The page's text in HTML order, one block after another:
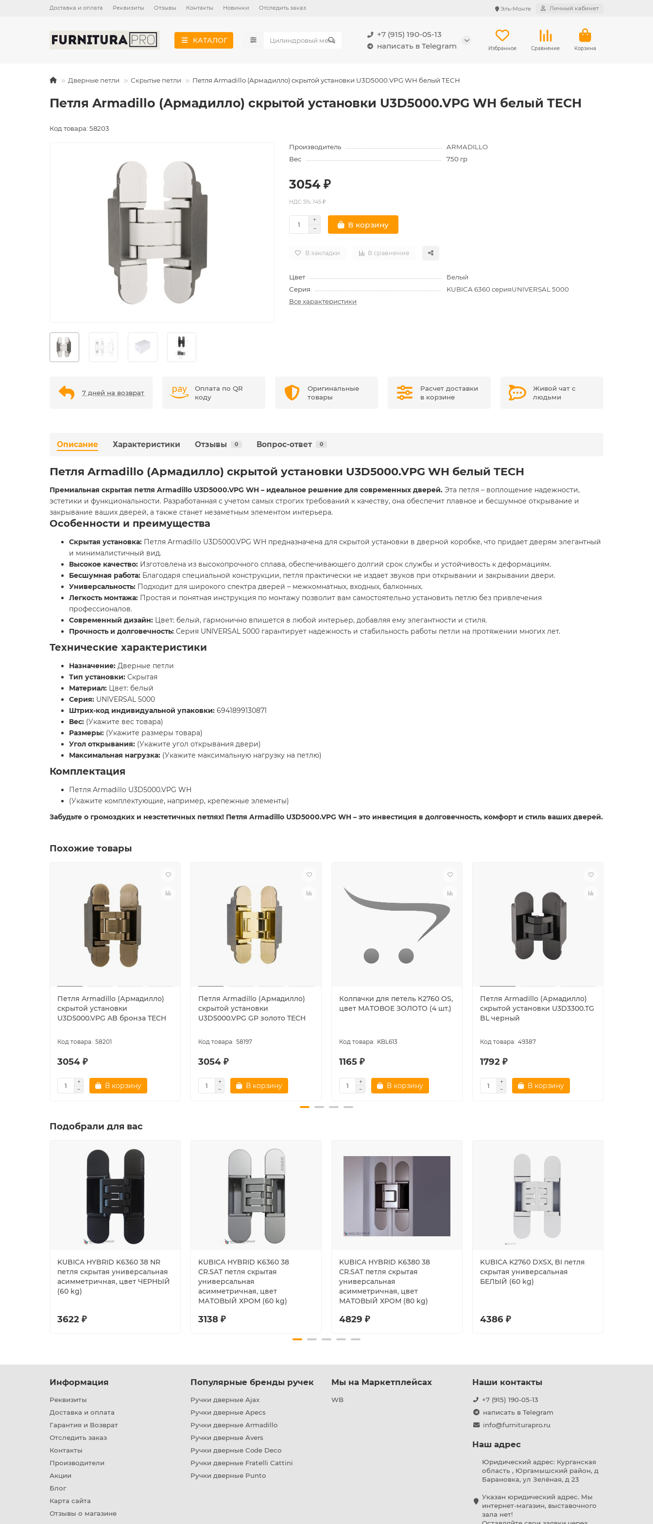
Доставка и оплата Реквизиты Отзывы Контакты Новинки Отследить заказ Эль-Монте Личный кабинет
КАТАЛОГ
+7 (915) 190-05-13
написать в Telegram
Избранное Сравнение Корзина
Дверные петли Скрытые петли Петля Armadillo (Армадилло) скрытой установки U3D5000.VPG WH белый TECH
Петля Armadillo (Армадилло) скрытой установки U3D5000.VPG WH белый TECH
Код товара: 58203
Производитель
ARMADILLO
Вес
750 гр
3054 ₽
НДС 5%: 145 ₽
В корзину
В закладки В сравнение
Цвет
Белый
Серия
KUBICA 6360 серияUNIVERSAL 5000
Все характеристики
7 дней на возврат
Оплата по QR
коду
Оригинальные
товары
Расчет доставки
в корзине
Живой чат с
людьми
Описание Характеристики Отзывы 0 Вопрос-ответ 0
Петля Armadillo (Армадилло) скрытой установки U3D5000.VPG WH белый TECH
Премиальная скрытая петля Armadillo U3D5000.VPG WH – идеальное решение для современных дверей. Эта петля – воплощение надежности,
эстетики и функциональности. Разработанная с учетом самых строгих требований к качеству, она обеспечит плавное и бесшумное открывание и
закрывание ваших дверей, а также станет незаметным элементом интерьера.
Особенности и преимущества
Скрытая установка: Петля Armadillo U3D5000.VPG WH предназначена для скрытой установки в дверной коробке, что придает дверям элегантный
и минималистичный вид.
Высокое качество: Изготовлена из высокопрочного сплава, обеспечивающего долгий срок службы и устойчивость к деформациям.
Бесшумная работа: Благодаря специальной конструкции, петля практически не издает звуков при открывании и закрывании двери.
Универсальность: Подходит для широкого спектра дверей – межкомнатных, входных, балконных.
Легкость монтажа: Простая и понятная инструкция по монтажу позволит вам самостоятельно установить петлю без привлечения
профессионалов.
Современный дизайн: Цвет: белый, гармонично впишется в любой интерьер, добавляя ему элегантности и стиля.
Прочность и долговечность: Серия UNIVERSAL 5000 гарантирует надежность и стабильность работы петли на протяжении многих лет.
Технические характеристики
Назначение: Дверные петли
Тип установки: Скрытая
Материал: Цвет: белый
Серия: UNIVERSAL 5000
Штрих-код индивидуальной упаковки: 6941899130871
Вес: (Укажите вес товара)
Размеры: (Укажите размеры товара)
Угол открывания: (Укажите угол открывания двери)
Максимальная нагрузка: (Укажите максимальную нагрузку на петлю)
Комплектация
Петля Armadillo U3D5000.VPG WH
(Укажите комплектующие, например, крепежные элементы)
Забудьте о громоздких и неэстетичных петлях! Петля Armadillo U3D5000.VPG WH – это инвестиция в долговечность, комфорт и стиль ваших дверей.
Похожие товары
Петля Armadillo (Армадилло)
скрытой установки
U3D5000.VPG AB бронза TECH
58201
3054 ₽
В корзину
Петля Armadillo (Армадилло)
скрытой установки
U3D5000.VPG GP золото TECH
58197
3054 ₽
В корзину
Колпачки для петель К2760 OS,
цвет МАТОВОЕ ЗОЛОТО (4 шт.)
KBL613
1165 ₽
В корзину
Петля Armadillo (Армадилло)
скрытой установки U3D3300.TG
BL черный
49387
1792 ₽
В корзину
Подобрали для вас
KUBICA HYBRID K6360 38 NR
петля скрытая универсальная
асимметричная, цвет ЧЕРНЫЙ
(60 kg)
3622 ₽
KUBICA HYBRID K6360 38
CR.SAT петля скрытая
универсальная
асимметричная, цвет
МАТОВЫЙ ХРОМ (60 kg)
3138 ₽
KUBICA HYBRID K6380 38
CR.SAT петля скрытая
универсальная
асимметричная, цвет
МАТОВЫЙ ХРОМ (80 kg)
4829 ₽
KUBICA K2760 DXSX, BI петля
скрытая универсальная
БЕЛЫЙ (60 kg)
4386 ₽
Информация
Реквизиты
Доставка и оплата
Гарантия и Возврат
Отследить заказ
Контакты
Производители
Акции
Блог
Карта сайта
Отзывы о магазине
Популярные бренды ручек
Ручки дверные Ajax
Ручки дверные Apecs
Ручки дверные Armadillo
Ручки дверные Avers
Ручки дверные Code Deco
Ручки дверные Fratelli Cattini
Ручки дверные Punto
Мы на Маркетплейсах
WB
Наши контакты
+7 (915) 190-05-13
написать в Telegram
info@furniturapro.ru
Наш адрес
Юридический адрес: Курганская
область , Юргамышский район, д
Барановка, ул Зелёная, д 23
Указан юридический адрес. Мы
интернет-магазин, выставочного
зала нет!